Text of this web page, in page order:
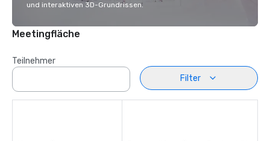
und interaktiven 3D-Grundrissen.
Meetingfläche
Teilnehmer
Filter